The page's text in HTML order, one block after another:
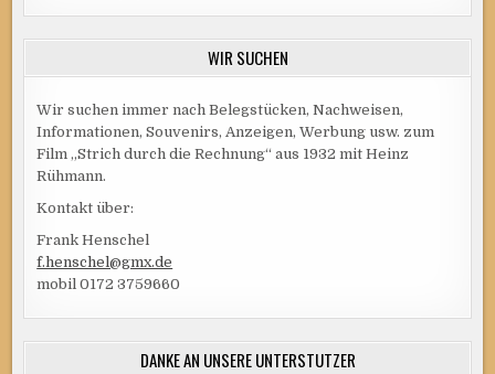
WIR SUCHEN
Wir suchen immer nach Belegstücken, Nachweisen,
Informationen, Souvenirs, Anzeigen, Werbung usw. zum
Film „Strich durch die Rechnung“ aus 1932 mit Heinz
Rühmann.
Kontakt über:
Frank Henschel
f.henschel@gmx.de
mobil 0172 3759660
DANKE AN UNSERE UNTERSTÜTZER